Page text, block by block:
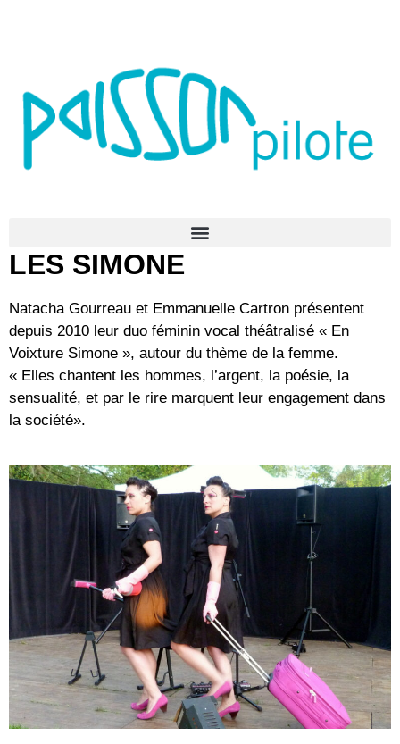
LES SIMONE
Natacha Gourreau et Emmanuelle Cartron présentent
depuis 2010 leur duo féminin vocal théâtralisé « En
Voixture Simone », autour du thème de la femme.
« Elles chantent les hommes, l’argent, la poésie, la
sensualité, et par le rire marquent leur engagement dans
la société».